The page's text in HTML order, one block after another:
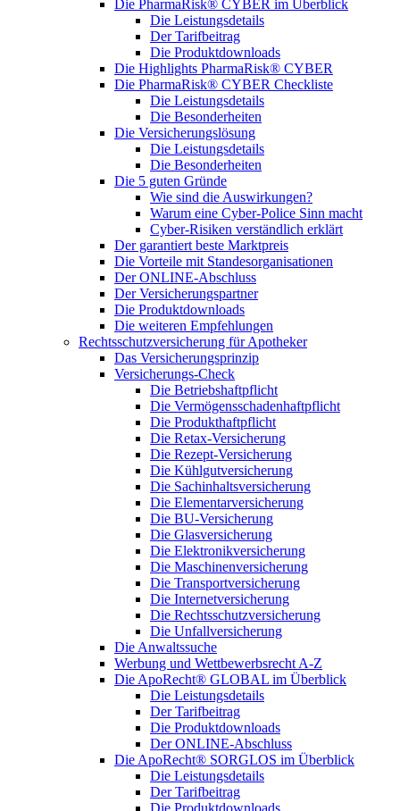
Die PharmaRisk® CYBER im Überblick
Die Leistungsdetails
Der Tarifbeitrag
Die Produktdownloads
Die Highlights PharmaRisk® CYBER
Die PharmaRisk® CYBER Checkliste
Die Leistungsdetails
Die Besonderheiten
Die Versicherungslösung
Die Leistungsdetails
Die Besonderheiten
Die 5 guten Gründe
Wie sind die Auswirkungen?
Warum eine Cyber-Police Sinn macht
Cyber-Risiken verständlich erklärt
Der garantiert beste Marktpreis
Die Vorteile mit Standesorganisationen
Der ONLINE-Abschluss
Der Versicherungspartner
Die Produktdownloads
Die weiteren Empfehlungen
Rechtsschutzversicherung für Apotheker
Das Versicherungsprinzip
Versicherungs-Check
Die Betriebshaftpflicht
Die Vermögensschadenhaftpflicht
Die Produkthaftpflicht
Die Retax-Versicherung
Die Rezept-Versicherung
Die Kühlgutversicherung
Die Sachinhaltsversicherung
Die Elementarversicherung
Die BU-Versicherung
Die Glasversicherung
Die Elektronikversicherung
Die Maschinenversicherung
Die Transportversicherung
Die Internetversicherung
Die Rechtsschutzversicherung
Die Unfallversicherung
Die Anwaltssuche
Werbung und Wettbewerbsrecht A-Z
Die ApoRecht® GLOBAL im Überblick
Die Leistungsdetails
Der Tarifbeitrag
Die Produktdownloads
Der ONLINE-Abschluss
Die ApoRecht® SORGLOS im Überblick
Die Leistungsdetails
Der Tarifbeitrag
Die Produktdownloads